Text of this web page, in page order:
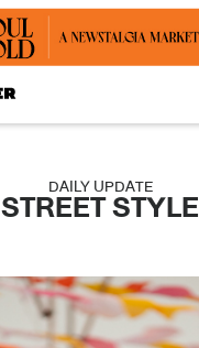
DAILY UPDATE
STREET STYLE